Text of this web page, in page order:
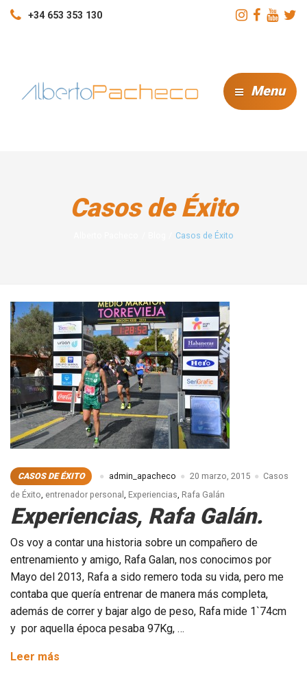
+34 653 353 130
Menu
Casos de Éxito
Casos de Éxito
CASOS DE ÉXITO admin_apacheco 20 marzo, 2015
Casos
de Éxito, entrenador personal , Experiencias, Rafa Galán
Experiencias, Rafa Galán.
Os voy a contar una historia sobre un compañero de
entrenamiento y amigo, Rafa Galan, nos conocimos por
Mayo del 2013, Rafa a sido remero toda su vida, pero me
contaba que quería entrenar de manera más completa,
además de correr y bajar algo de peso, Rafa mide 1`74cm
y por aquella época pesaba 97Kg, …
Leer más